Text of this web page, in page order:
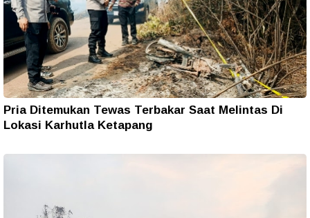
Pria Ditemukan Tewas Terbakar Saat Melintas Di
Lokasi Karhutla Ketapang